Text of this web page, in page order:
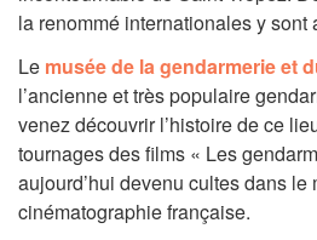
la renommé internationales y sont
Le musée de la gendarmerie et
l’ancienne et très populaire
venez découvrir l’histoire de ce
tournages des films « Les
aujourd’hui devenu cultes dans le
cinématographie française.